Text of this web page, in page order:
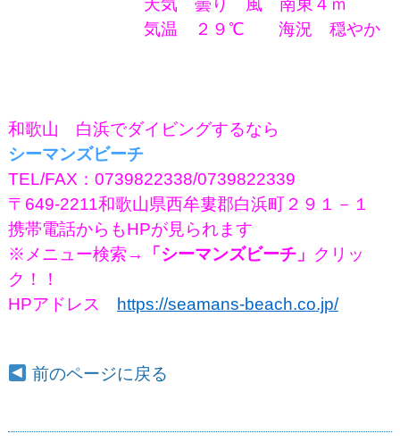
天気 曇り 風 南東４ｍ
気温 ２９℃ 海況 穏やか
和歌山 白浜でダイビングするなら
シーマンズビーチ
TEL/FAX：0739822338/0739822339
〒649-2211和歌山県西牟婁郡白浜町２９１－１
携帯電話からもHPが見られます
※メニュー検索→「シーマンズビーチ」 クリッ
ク！！
HPアドレス
https://seamans-beach.co.jp/
前のページに戻る